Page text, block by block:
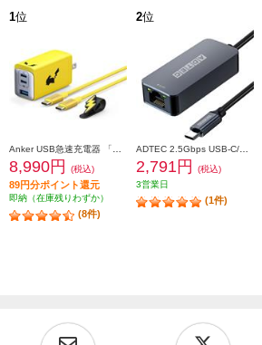
1位
8,990円 (税込)
89円分ポイント還元
即納（在庫残りわずか）
(8件)
2位
2,791円
(税込)
3営業日
(1件)